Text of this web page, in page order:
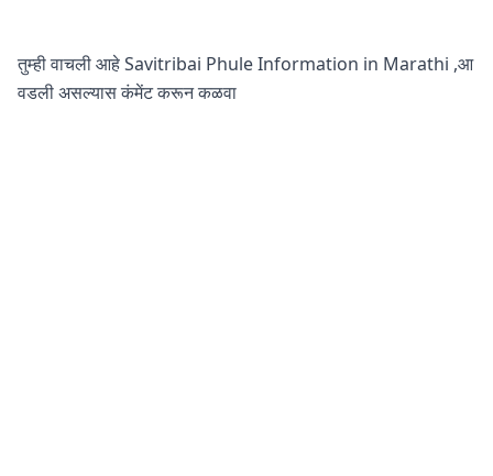
तुम्ही वाचली आहे Savitribai Phule Information in Marathi ,आ
वडली असल्यास कंमेंट करून कळवा